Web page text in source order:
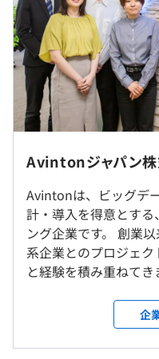
＼Avintonアカデミーの
す／
・データサイエンス基
・データ処理・分析ツー
・Python/Numpy/
・AI/機械学習講義（画
Pandas/Jupyter
・kubernetes/Docker/
★単なる講義ではなく、
際に手を動かしながら
★時流やニーズに合わせ
＜プロジェクト拠点に
■東京23区内が7割
■神奈川県内は、横浜
勤務地は希望を考慮し
就業場所の変更範囲
＜雇入時＞
会社の定める場所（テ
（※ 想定年収 は年収提示額
※プロジェクトにより時
平均残業時間：平均13
・完全週休2日（土日）
Avintonジャパン
Avintonは、ビッグデ
計・導入を得意とす
ング企業です。 創業
系企業とのプロジェ
と経験を積み重ねてきました。 ◆こん
ア ・グローバルな環
ャリアアップを目指すエンジニア
たの「なりたい」を
企